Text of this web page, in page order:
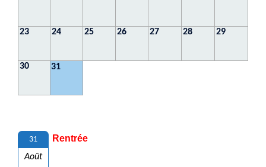
23 24 25 26 27 28 29
30 31
31
Août
Rentrée